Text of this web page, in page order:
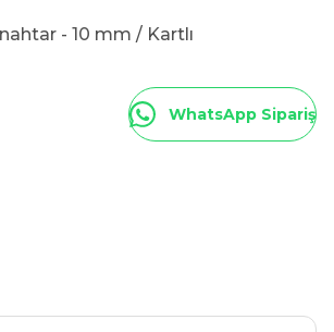
- 10 mm / Kartlı
WhatsApp Sipariş